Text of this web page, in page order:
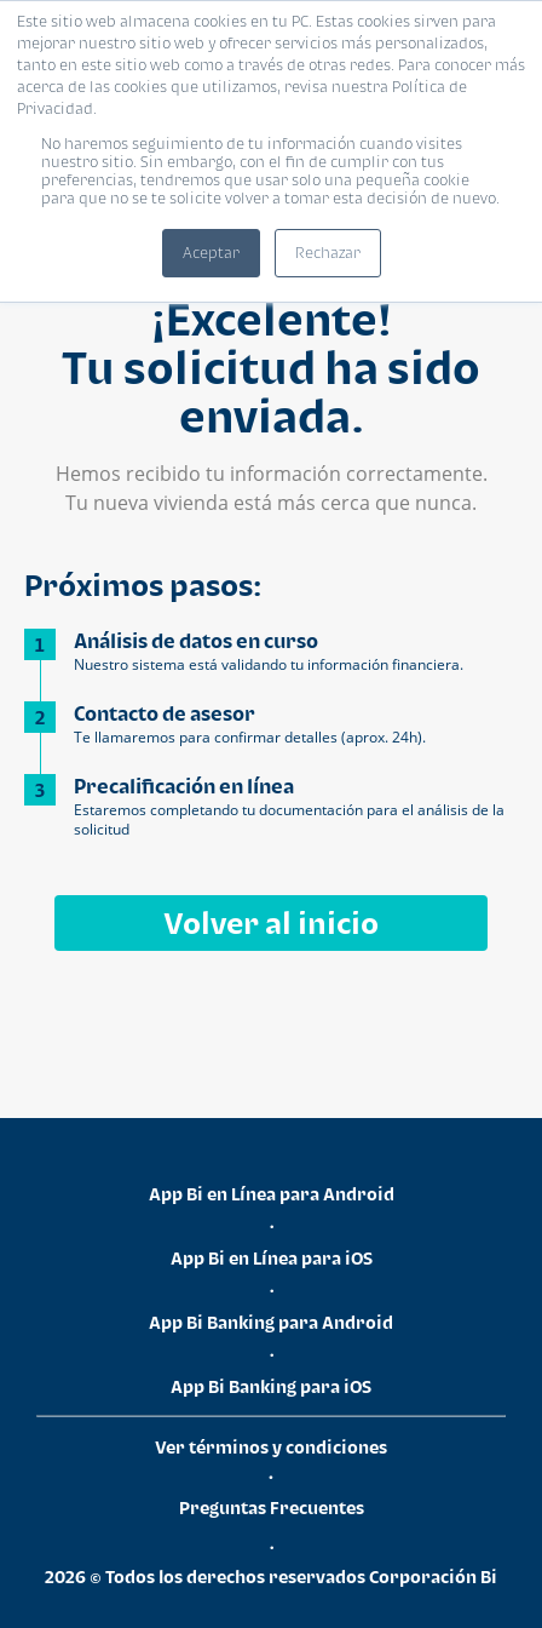
Este sitio web almacena cookies en tu PC. Estas cookies sirven para
mejorar nuestro sitio web y ofrecer servicios más personalizados,
tanto en este sitio web como a través de otras redes. Para conocer más
acerca de las cookies que utilizamos, revisa nuestra Política de
Privacidad.
No haremos seguimiento de tu información cuando visites
nuestro sitio. Sin embargo, con el fin de cumplir con tus
preferencias, tendremos que usar solo una pequeña cookie
para que no se te solicite volver a tomar esta decisión de nuevo.
Aceptar Rechazar
¡Excelente!
Tu solicitud ha sido
enviada.
Hemos recibido tu información correctamente.
Tu nueva vivienda está más cerca que nunca.
Próximos pasos:
1 Análisis de datos en curso
Nuestro sistema está validando tu información financiera.
2 Contacto de asesor
Te llamaremos para confirmar detalles (aprox. 24h).
3 Precalificación en línea
Estaremos completando tu documentación para el análisis de la
solicitud
Volver al inicio
App Bi en Línea para Android
•
App Bi en Línea para iOS
•
App Bi Banking para Android
•
App Bi Banking para iOS
Ver términos y condiciones
•
Preguntas Frecuentes
•
2026 © Todos los derechos reservados Corporación Bi